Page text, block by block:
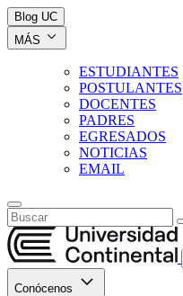
Blog UC
MÁS
ESTUDIANTES
POSTULANTES
DOCENTES
PADRES
EGRESADOS
NOTICIAS
EMAIL
Conócenos